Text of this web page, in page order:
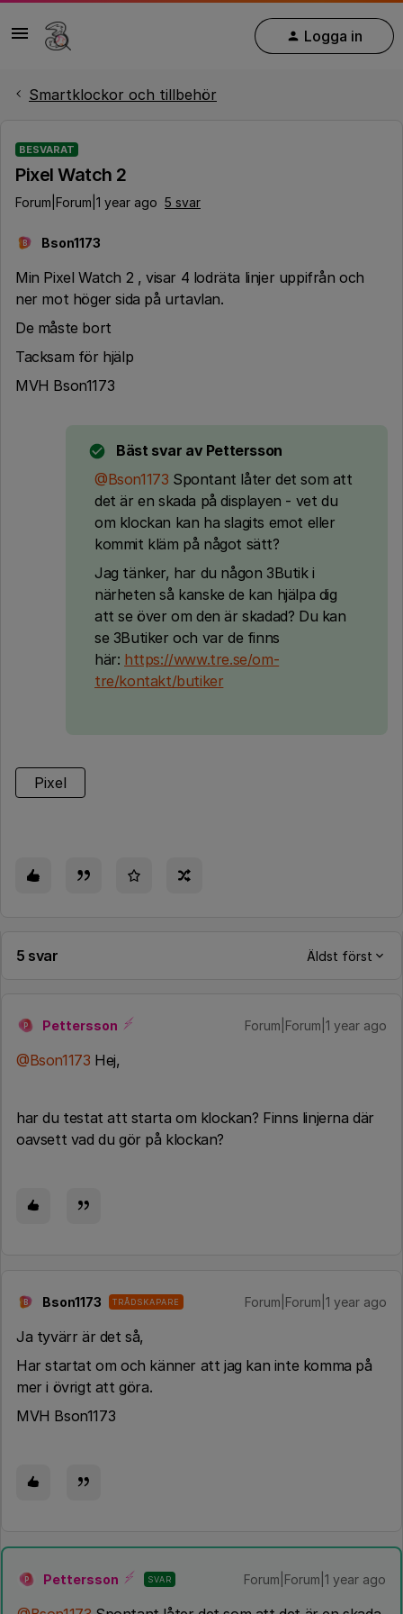
Logga in
Smartklockor och tillbehör
BESVARAT
Pixel Watch 2
Forum|Forum|1 year ago 5 svar
B Bson1173
Min Pixel Watch 2 , visar 4 lodräta linjer uppifrån och
ner mot höger sida på urtavlan.
De måste bort
Tacksam för hjälp
MVH Bson1173
Bäst svar av Pettersson
@Bson1173 Spontant låter det som att
det är en skada på displayen - vet du
om klockan kan ha slagits emot eller
kommit kläm på något sätt?
Jag tänker, har du någon 3Butik i
närheten så kanske de kan hjälpa dig
att se över om den är skadad? Du kan
se 3Butiker och var de finns
här: https://www.tre.se/om-
tre/kontakt/butiker
Pixel
5 svar Äldst först
P Pettersson Forum|Forum|1 year ago
@Bson1173 Hej,
har du testat att starta om klockan? Finns linjerna där
oavsett vad du gör på klockan?
B Bson1173 TRÅDSKAPARE Forum|Forum|1 year ago
Ja tyvärr är det så,
Har startat om och känner att jag kan inte komma på
mer i övrigt att göra.
MVH Bson1173
P Pettersson SVAR Forum|Forum|1 year ago